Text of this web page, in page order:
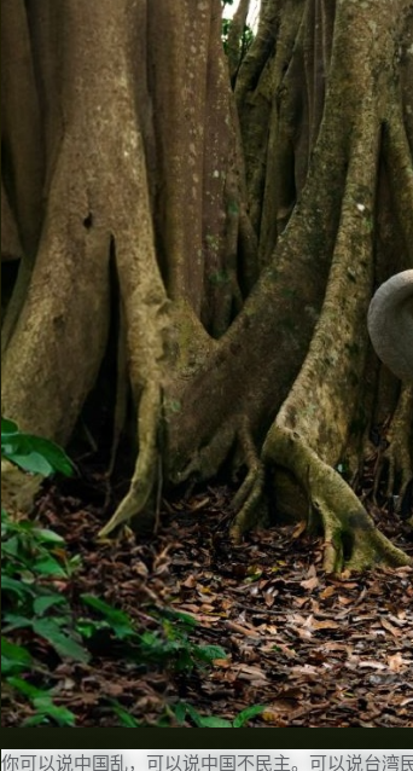
你可以说中国乱，可以说中国不民主。可以说台